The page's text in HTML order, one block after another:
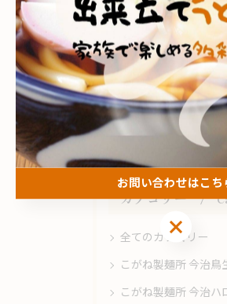
< 前のページ 一覧に戻る
関連タグ
#愛媛県 #ランチ #今
カテゴリー
全てのカテゴリー
こがね製麺所 今治鳥
こがね製麺所 今治ハ
お問い合わせはこちら
お問い合わせはこち